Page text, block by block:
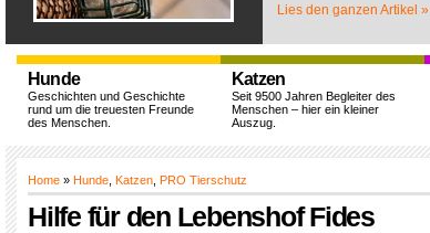
Lies den ganzen Artikel »
Hunde
Geschichten und Geschichte
rund um die treuesten Freunde
des Menschen.
Katzen
Seit 9500 Jahren Begleiter des
Menschen – hier ein kleiner
Auszug.
Home » Hunde Katzen PRO Tierschutz
Hilfe für den Lebenshof Fides